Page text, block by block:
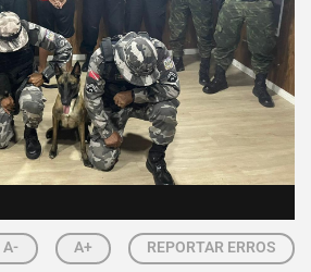
A- A+ REPORTAR ERROS